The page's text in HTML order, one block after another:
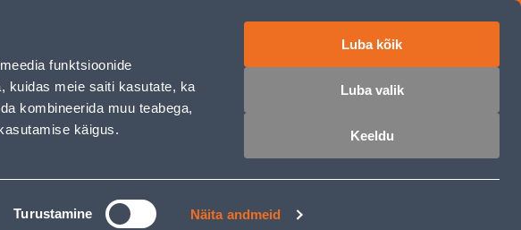
funktsioonide
kuidas meie saiti kasutate, ka
kombineerida muu teabega,
käigus.
Turustamine Näita andmeid
Luba kõik
Luba valik
Keeldu
Предложения о работе
РАССРОЧКА